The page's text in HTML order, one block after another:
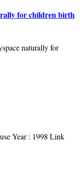
for children birth
naturally for
Year : 1998 Link